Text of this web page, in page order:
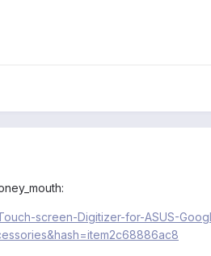
screen-Digitizer-for-ASUS-